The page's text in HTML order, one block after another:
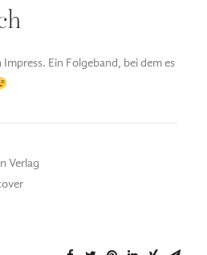
Ein Folgeband, bei dem es
Verlag